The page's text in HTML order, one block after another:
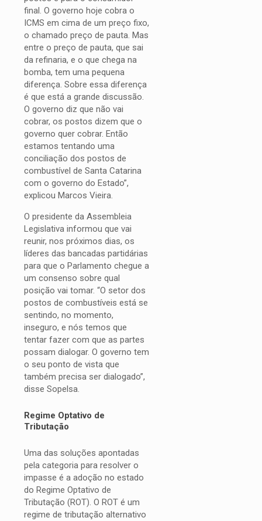
final. O governo hoje cobra o
ICMS em cima de um preço fixo,
o chamado preço de pauta. Mas
entre o preço de pauta, que sai
da refinaria, e o que chega na
bomba, tem uma pequena
diferença. Sobre essa diferença
é que está a grande discussão.
O governo diz que não vai
cobrar, os postos dizem que o
governo quer cobrar. Então
estamos tentando uma
conciliação dos postos de
combustível de Santa Catarina
com o governo do Estado”,
explicou Marcos Vieira.
O presidente da Assembleia
Legislativa informou que vai
reunir, nos próximos dias, os
líderes das bancadas partidárias
para que o Parlamento chegue a
um consenso sobre qual
posição vai tomar. “O setor dos
postos de combustíveis está se
sentindo, no momento,
inseguro, e nós temos que
tentar fazer com que as partes
possam dialogar. O governo tem
o seu ponto de vista que
também precisa ser dialogado”,
disse Sopelsa.
Regime Optativo de
Tributação
Uma das soluções apontadas
pela categoria para resolver o
impasse é a adoção no estado
do Regime Optativo de
Tributação (ROT). O ROT é um
regime de tributação alternativo